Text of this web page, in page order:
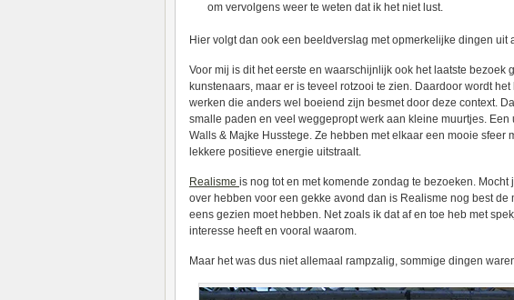
om vervolgens weer te weten dat ik het niet lust.
Hier volgt dan ook een beeldverslag met opmerkelijke dingen uit
Voor mij is dit het eerste en waarschijnlijk ook het laatste bezoek
kunstenaars, maar er is teveel rotzooi te zien. Daardoor wordt
werken die anders wel boeiend zijn besmet door deze context.
smalle paden en veel weggepropt werk aan kleine muurtjes.
Walls & Majke Husstege. Ze hebben met elkaar een mooie sfeer
lekkere positieve energie uitstraalt.
Realisme is nog tot en met komende zondag te bezoeken.
over hebben voor een gekke avond dan is Realisme nog best
eens gezien moet hebben. Net zoals ik dat af en toe heb met
interesse heeft en vooral waarom.
Maar het was dus niet allemaal rampzalig, sommige dingen